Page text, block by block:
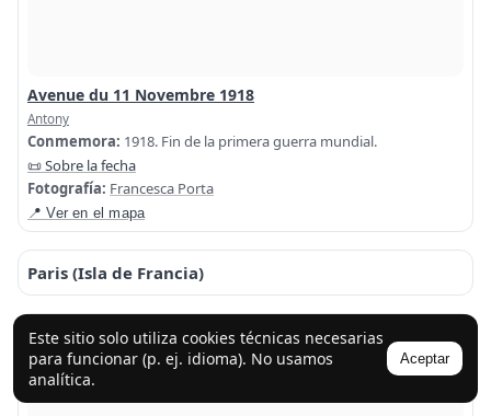
Este sitio solo utiliza cookies técnicas necesarias
para funcionar (p. ej. idioma). No usamos
analítica.
Aceptar
Avenue du 11 Novembre 1918
Antony
Conmemora: 1918. Fin de la primera guerra mundial.
📜 Sobre la fecha
Fotografía: Francesca Porta
📍 Ver en el mapa
Paris (Isla de Francia)